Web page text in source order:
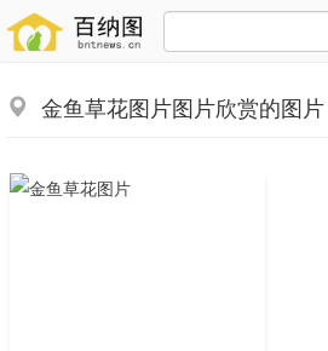
金鱼草花图片图片欣赏的图片